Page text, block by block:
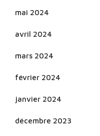
mai 2024
avril 2024
mars 2024
février 2024
janvier 2024
décembre 2023